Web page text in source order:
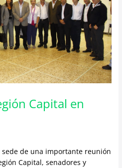
Capital en
sede de una importante reunión
Capital, senadores y